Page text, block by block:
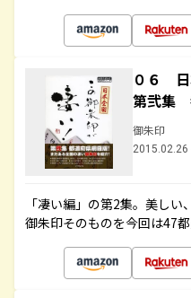
０６ 日
第弐集
御朱印
2015.02.26
「凄い編」の第2集。美し
御朱印そのものを今回は47